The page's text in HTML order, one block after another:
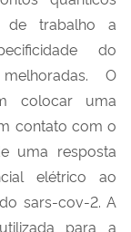
de trabalho a
do
O
colocar uma
contato com o
uma resposta
elétrico ao
sars-cov-2. A
para a